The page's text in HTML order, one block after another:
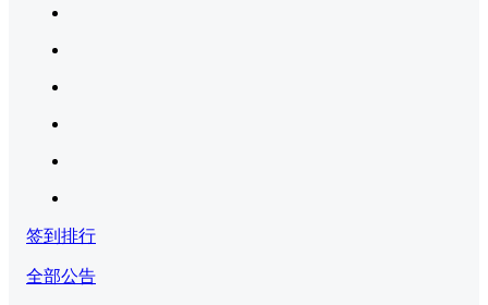
签到排行
全部公告